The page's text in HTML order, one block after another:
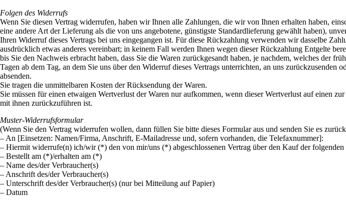
Folgen des Widerrufs
Wenn Sie diesen Vertrag widerrufen, haben wir Ihnen alle Zahlungen, die wir von Ihnen erhalten haben,
eine andere Art der Lieferung als die von uns angebotene, günstigste Standardlieferung gewählt haben),
Ihren Widerruf dieses Vertrags bei uns eingegangen ist. Für diese Rückzahlung verwenden wir dasselbe
ausdrücklich etwas anderes vereinbart; in keinem Fall werden Ihnen wegen dieser Rückzahlung Entgelte
bis Sie den Nachweis erbracht haben, dass Sie die Waren zurückgesandt haben, je nachdem, welches der
Tagen ab dem Tag, an dem Sie uns über den Widerruf dieses Vertrags unterrichten, an uns
absenden.
Sie tragen die unmittelbaren Kosten der Rücksendung der Waren.
Sie müssen für einen etwaigen Wertverlust der Waren nur aufkommen, wenn dieser Wertverlust auf einen
mit ihnen zurückzuführen ist.
Muster-Widerrufsformular
(Wenn Sie den Vertrag widerrufen wollen, dann füllen Sie bitte dieses Formular aus und senden Sie es
– An [Einsetzen: Namen/Firma, Anschrift, E-Mailadresse und, sofern vorhanden, die Telefaxnummer]:
– Hiermit widerrufe(n) ich/wir (*) den von mir/uns (*) abgeschlossenen Vertrag über den Kauf der
– Bestellt am (*)/erhalten am (*)
– Name des/der Verbraucher(s)
– Anschrift des/der Verbraucher(s)
– Unterschrift des/der Verbraucher(s) (nur bei Mitteilung auf Papier)
– Datum